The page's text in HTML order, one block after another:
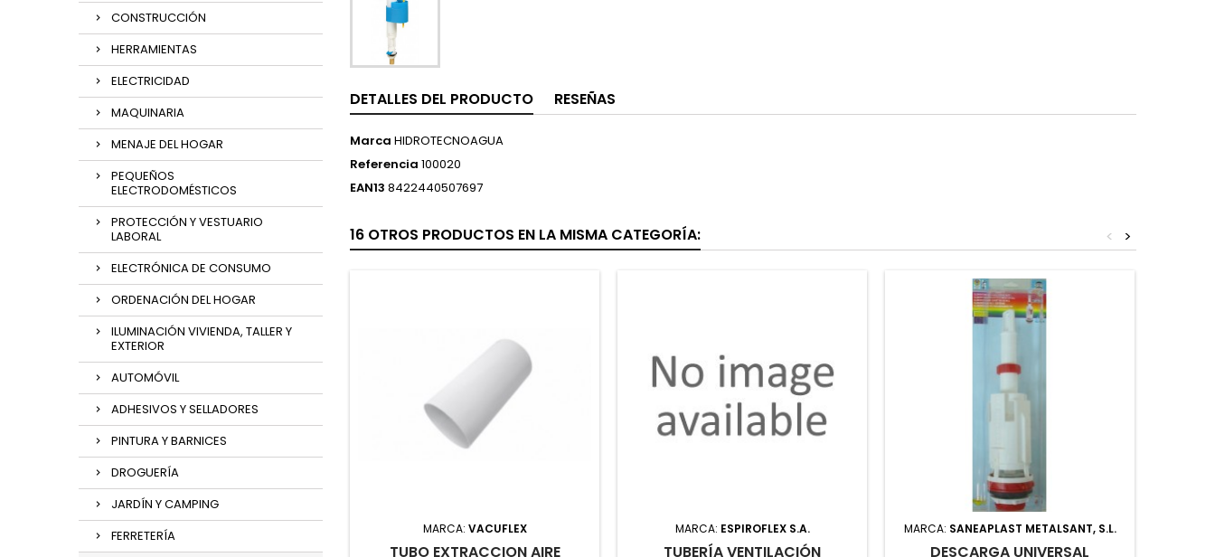
CONSTRUCCIÓN
HERRAMIENTAS
ELECTRICIDAD
MAQUINARIA
MENAJE DEL HOGAR
PEQUEÑOS
ELECTRODOMÉSTICOS
PROTECCIÓN Y VESTUARIO
LABORAL
ELECTRÓNICA DE CONSUMO
ORDENACIÓN DEL HOGAR
ILUMINACIÓN VIVIENDA, TALLER Y
EXTERIOR
AUTOMÓVIL
ADHESIVOS Y SELLADORES
PINTURA Y BARNICES
DROGUERÍA
JARDÍN Y CAMPING
FERRETERÍA
DETALLES DEL PRODUCTO RESEÑAS
Marca HIDROTECNOAGUA
Referencia 100020
EAN13 8422440507697
16 OTROS PRODUCTOS EN LA MISMA CATEGORÍA: >
<
MARCA: VACUFLEX
TUBO EXTRACCION AIRE
MARCA: ESPIROFLEX S.A.
TUBERÍA VENTILACIÓN
MARCA: SANEAPLAST METALSANT, S.L.
DESCARGA UNIVERSAL